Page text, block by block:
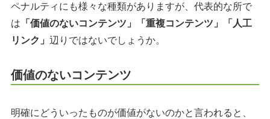
ペナルティにも様々な種類がありますが、代表的な所で
は 「価値のないコンテンツ」「重複コンテンツ」「人工
リンク」辺りではないでしょうか。
価値のないコンテンツ
明確にどういったものが価値がないのかと言われると、